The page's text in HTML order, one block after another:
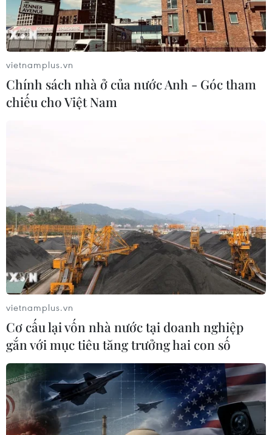
vietnamplus.vn
Chính sách nhà ở của nước Anh - Góc tham
chiếu cho Việt Nam
vietnamplus.vn
Cơ cấu lại vốn nhà nước tại doanh nghiệp
gắn với mục tiêu tăng trưởng hai con số